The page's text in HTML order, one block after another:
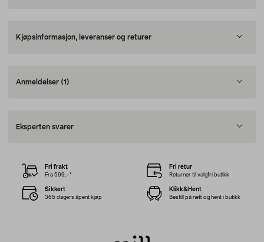
Kjøpsinformasjon, leveranser og returer
Anmeldelser (1)
Eksperten svarer
Fri frakt
Fra 599,–*
Fri retur
Returner til valgfri butikk
Sikkert
365 dagers åpent kjøp
Klikk&Hent
Bestill på nett og hent i butikk